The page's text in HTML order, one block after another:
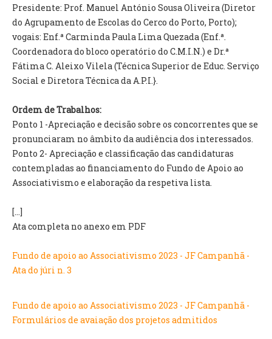
ATAS E DOCUMENTOS DA ASSEMBLEIA
EDITAIS
REGULAMENTOS E TAXAS
RELATÓRIO E CONTAS
INVENTÁRIO
RECRUTAMENTO PESSOAL
CÓDIGO DE CONDUTA
ORÇAMENTO COLABORATIVO
FUNDO DE APOIO AO ASSOCIATIVISMO
SERVIÇOS
CEMITÉRIO
RECENSEAMENTO ELEITORAL
Presidente: Prof. Manuel António Sousa Oliveira (Diretor
do Agrupamento de Escolas do Cerco do Porto, Porto);
vogais: Enf.ª Carminda Paula Lima Quezada (Enf.ª.
Coordenadora do bloco operatório do C.M.I.N.) e Dr.ª
Fátima C. Aleixo Vilela (Técnica Superior de Educ. Serviço
Social e Diretora Técnica da A.P.I.}.
Ordem de Trabalhos:
Ponto 1 -Apreciação e decisão sobre os concorrentes que se
pronunciaram no âmbito da audiência dos interessados.
Ponto 2- Apreciação e classificação das candidaturas
contempladas ao financiamento do Fundo de Apoio ao
Associativismo e elaboração da respetiva lista.
[...]
Ata completa no anexo em PDF
Fundo de apoio ao Associativismo 2023 - JF Campanhã -
Ata do júri n. 3
Fundo de apoio ao Associativismo 2023 - JF Campanhã -
Formulários de avaiação dos projetos admitidos